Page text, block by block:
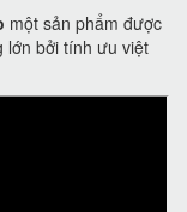
một sản phẩm được
lớn bởi tính ưu việt